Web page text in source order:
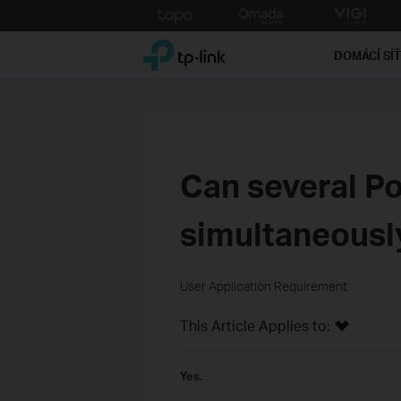
to
TP-Link, Reliably Smart DOMÁCÍ SÍŤ
Can several
User Application Requirement
This Article Applies to:
Yes.